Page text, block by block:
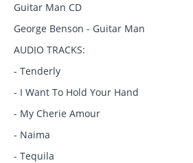
Guitar Man CD
George Benson - Guitar Man
AUDIO TRACKS:
- Tenderly
- I Want To Hold Your Hand
- My Cherie Amour
- Naima
- Tequila